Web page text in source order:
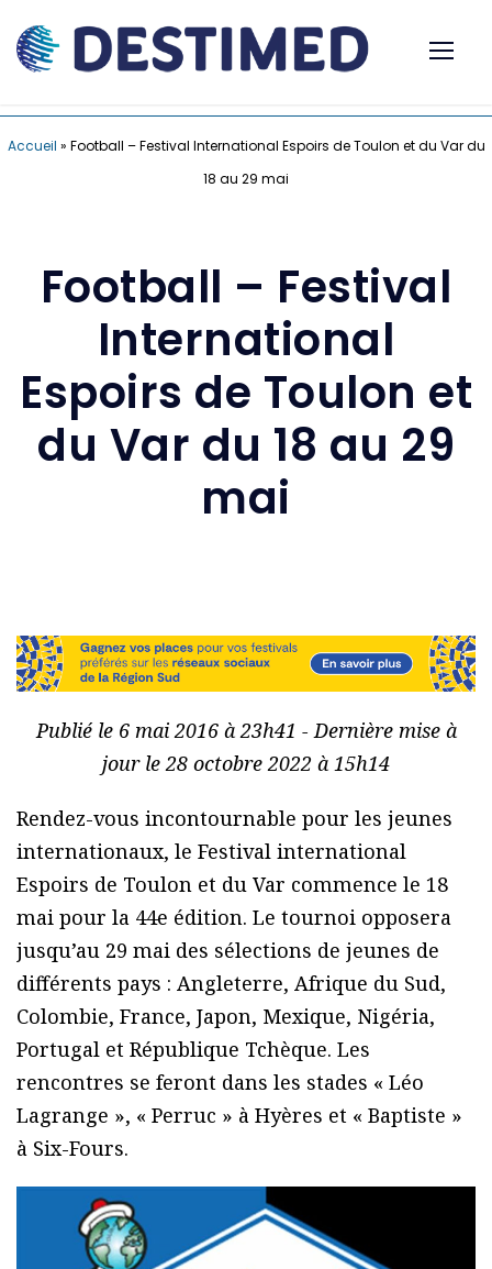
Accueil » Football – Festival International Espoirs de Toulon et du Var du
18 au 29 mai
Football – Festival
International
Espoirs de Toulon et
du Var du 18 au 29
mai
Publié le 6 mai 2016 à 23h41 - Dernière mise à
jour le 28 octobre 2022 à 15h14
Rendez-vous incontournable pour les jeunes
internationaux, le Festival international
Espoirs de Toulon et du Var commence le 18
mai pour la 44e édition. Le tournoi opposera
jusqu’au 29 mai des sélections de jeunes de
différents pays : Angleterre, Afrique du Sud,
Colombie, France, Japon, Mexique, Nigéria,
Portugal et République Tchèque. Les
rencontres se feront dans les stades « Léo
Lagrange », « Perruc » à Hyères et « Baptiste »
à Six-Fours.